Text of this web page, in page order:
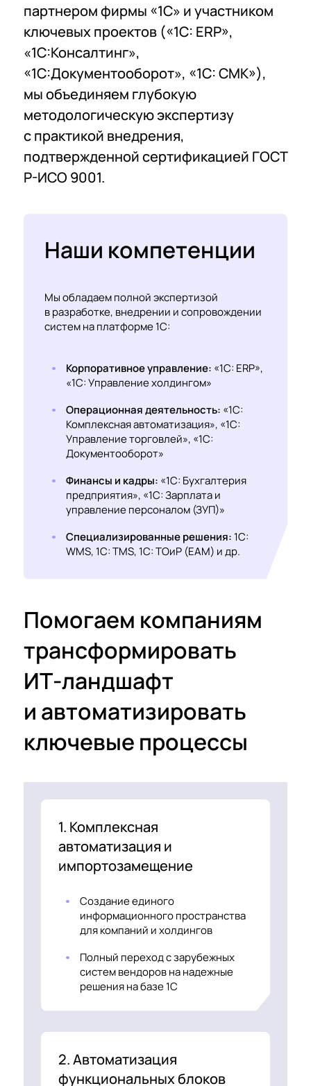
партнером фирмы «1С» и участником
ключевых проектов («1С: ERP»,
«1С:Консалтинг»,
«1С:Документооборот», «1С: СМК»),
мы объединяем глубокую
методологическую экспертизу
с практикой внедрения,
подтвержденной сертификацией ГОСТ
Р-ИСО 9001.
Наши компетенции
Мы обладаем полной экспертизой
в разработке, внедрении и сопровождении
систем на платформе 1С:
Корпоративное управление: «1С: ERP»,
«1С: Управление холдингом»
Операционная деятельность: «1С:
Комплексная автоматизация», «1С:
Управление торговлей», «1С:
Документооборот»
Финансы и кадры: «1С: Бухгалтерия
предприятия», «1С: Зарплата и
управление персоналом (ЗУП)»
Специализированные решения: 1С:
WMS, 1С: TMS, 1С: ТОиР (EAM) и др.
Помогаем компаниям
трансформировать
ИТ‑ландшафт
и автоматизировать
ключевые процессы
1. Комплексная
автоматизация и
импортозамещение
Создание единого
информационного пространства
для компаний и холдингов
Полный переход с зарубежных
систем вендоров на надежные
решения на базе 1С
2. Автоматизация
функциональных блоков